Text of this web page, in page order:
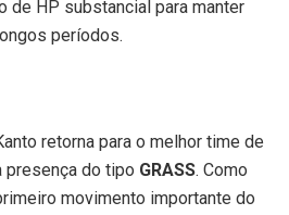
de HP substancial para manter
períodos.
retorna para o melhor time de
presença do tipo GRASS. Como
movimento importante do